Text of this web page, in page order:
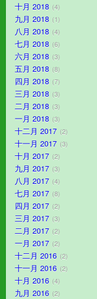
十月 2018 4
九月 2018 1
八月 2018 4
七月 2018 6
六月 2018 3
五月 2018 8
四月 2018 7
三月 2018 3
二月 2018 3
一月 2018 3
十二月 2017 2
十一月 2017 3
十月 2017 2
九月 2017 3
八月 2017 4
七月 2017 8
四月 2017 2
三月 2017 3
二月 2017 2
一月 2017 2
十二月 2016 2
十一月 2016 2
十月 2016 4
九月 2016 2